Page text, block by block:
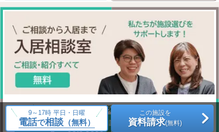
プロの相談員が施設探しを無料でサポート
お気軽にご相談ください（無料）
9～17時 平日・日曜
電話で相談（無料）
この施設を
資料請求(無料)